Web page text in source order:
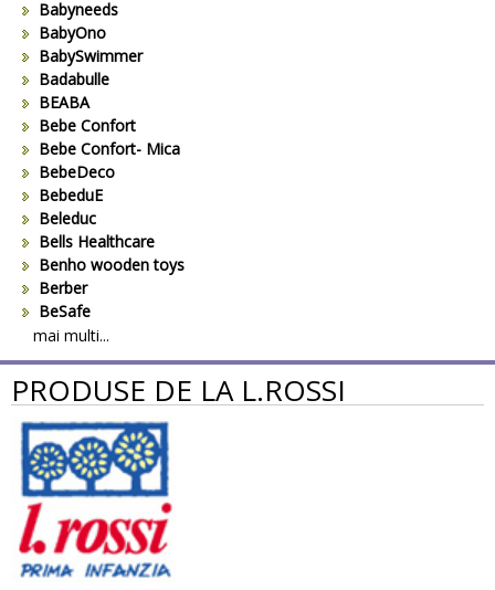
Babyneeds
BabyOno
BabySwimmer
Badabulle
BEABA
Bebe Confort
Bebe Confort- Mica
BebeDeco
BebeduE
Beleduc
Bells Healthcare
Benho wooden toys
Berber
BeSafe
Bestway
Beurer
Bieco
Big Backyard
BOB REVOLUTION
Bomiko
Brevi
Bright Starts
Britax
Britax-Romer
BUKI France
mai multi...
PRODUSE DE LA L.ROSSI